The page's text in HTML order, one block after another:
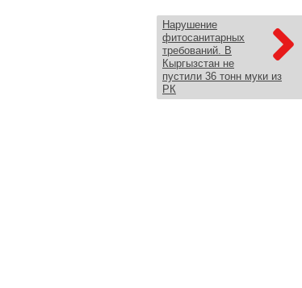
Нарушение
фитосанитарных
требований. В
Кыргызстан не
пустили 36 тонн муки из
РК